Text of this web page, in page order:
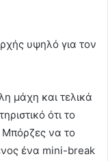
υψηλό για τον
μάχη και τελικά
ότι το
Μπόρζες να το
ένα mini-break